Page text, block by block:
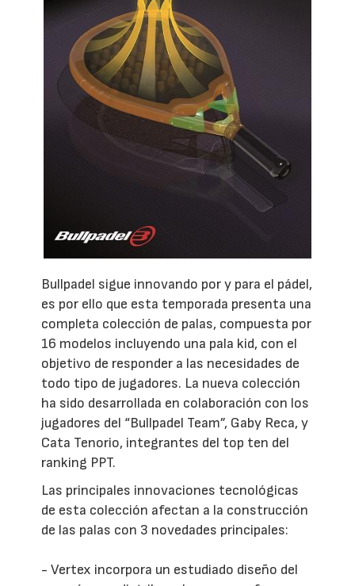
Bullpadel sigue innovando por y para el pádel,
es por ello que esta temporada presenta una
completa colección de palas, compuesta por
16 modelos incluyendo una pala kid, con el
objetivo de responder a las necesidades de
todo tipo de jugadores. La nueva colección
ha sido desarrollada en colaboración con los
jugadores del “Bullpadel Team”, Gaby Reca, y
Cata Tenorio, integrantes del top ten del
ranking PPT.
Las principales innovaciones tecnológicas
de esta colección afectan a la construcción
de las palas con 3 novedades principales:
- Vertex incorpora un estudiado diseño del